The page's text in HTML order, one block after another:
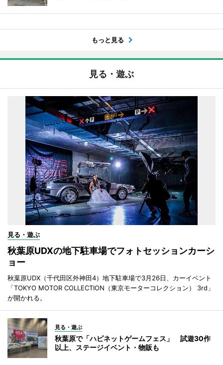
もっと見る
見る・遊ぶ
見る・遊ぶ
秋葉原UDXの地下駐車場でフォトセッションカーシ
ョー
秋葉原UDX（千代田区外神田4）地下駐車場で3月26日、カーイベント
「TOKYO MOTOR COLLECTION（東京モーターコレクション） 3rd」
が開かれる。
見る・遊ぶ
秋葉原で「ハピネットゲームフェス」 試遊30作
以上、ステージイベント・物販も